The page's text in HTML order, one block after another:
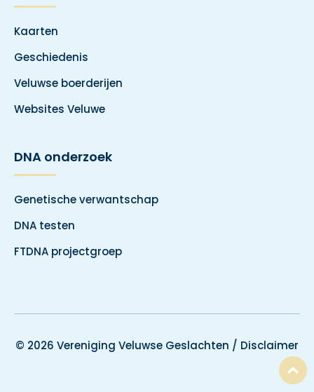
Kaarten
Geschiedenis
Veluwse boerderijen
Websites Veluwe
DNA onderzoek
Genetische verwantschap
DNA testen
FTDNA projectgroep
© 2026 Vereniging Veluwse Geslachten / Disclaimer